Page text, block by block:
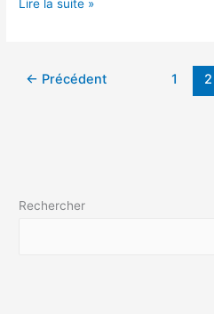
Lire la suite »
← Précédent 1 2
Rechercher